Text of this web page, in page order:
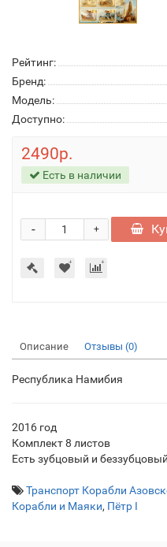
Рейтинг:
Бренд:
Модель:
Доступно:
2490р.
Есть в наличии
+
-
Описание Отзывы (0)
Республика Намибия
2016 год
Комплект 8 листов
Есть зубцовый и
Транспорт Корабли
Корабли и Маяки, Пётр I